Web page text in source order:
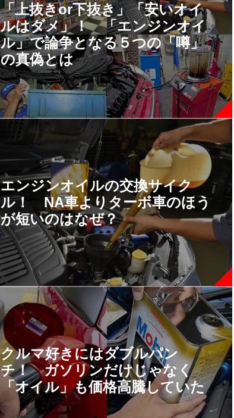
「上抜きor下抜き」「安いオイ
ルはダメ」！ 「エンジンオイ
ル」で論争となる５つの「噂」
の真偽とは
エンジンオイルの交換サイク
ル！ NA車よりターボ車のほう
が短いのはなぜ？
クルマ好きにはダブルパン
チ！ ガソリンだけじゃなく
「オイル」も価格高騰していた